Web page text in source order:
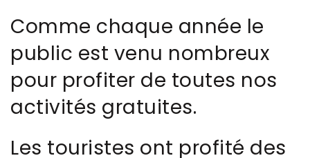
Comme chaque année le
public est venu nombreux
pour profiter de toutes nos
activités gratuites.
Les touristes ont profité des